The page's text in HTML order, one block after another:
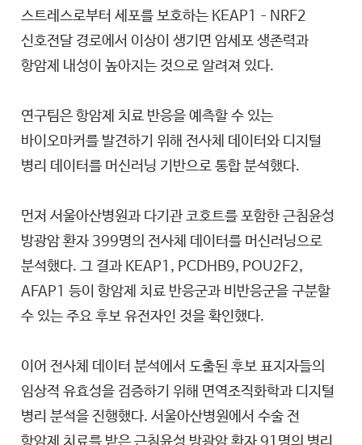
스트레스로부터 세포를 보호하는 KEAP1–NRF2
신호전달 경로에서 이상이 생기면 암세포 생존력과
항암제 내성이 높아지는 것으로 알려져 있다.
연구팀은 항암제 치료 반응을 예측할 수 있는
바이오마커를 발견하기 위해 전사체 데이터와 디지털
병리 데이터를 머신러닝 기반으로 통합 분석했다.
먼저 서울아산병원과 다기관 코호트를 포함한 근침윤성
방광암 환자 399명의 전사체 데이터를 머신러닝으로
분석했다. 그 결과 KEAP1, PCDHB9, POU2F2,
AFAP1 등이 항암제 치료 반응군과 비반응군을 구분할
수 있는 주요 후보 유전자인 것을 확인했다.
이어 전사체 데이터 분석에서 도출된 후보 표지자들의
임상적 유효성을 검증하기 위해 면역조직화학과 디지털
병리 분석을 진행했다. 서울아산병원에서 수술 전
항암제 치료를 받은 근침윤성 방광암 환자 91명의 병리